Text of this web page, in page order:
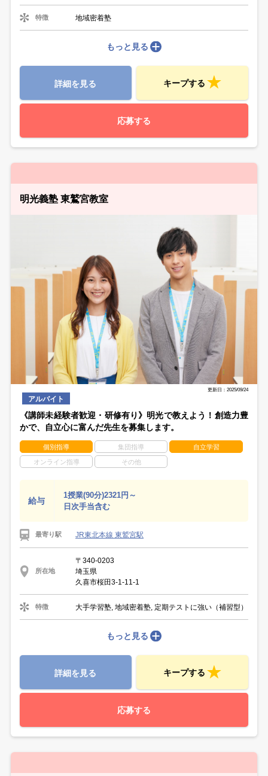
特徴 地域密着塾
もっと見る
詳細を見る キープする
応募する
明光義塾 東鷲宮教室
更新日：2025/09/24
アルバイト
《講師未経験者歓迎・研修有り》明光で教えよう！創造力豊
かで、自立心に富んだ先生を募集します。
個別指導 集団指導 自立学習
オンライン指導 その他
給与
1授業(90分)2321円～
日次手当含む
最寄り駅 JR東北本線 東鷲宮駅
所在地
〒340-0203
埼玉県
久喜市桜田3-1-11-1
特徴 大手学習塾, 地域密着塾, 定期テストに強い（補習型）
もっと見る
詳細を見る キープする
応募する